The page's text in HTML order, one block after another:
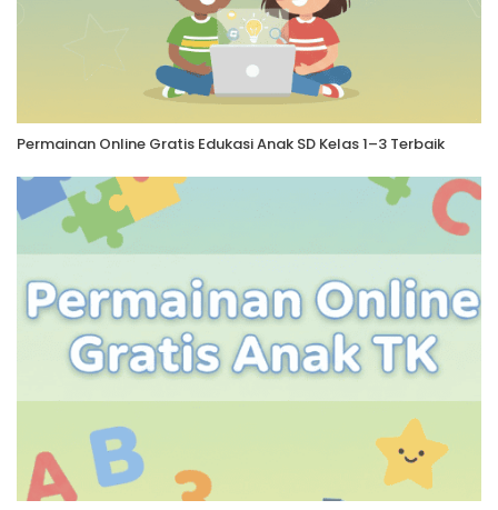
Permainan Online Gratis Edukasi Anak SD Kelas 1–3 Terbaik